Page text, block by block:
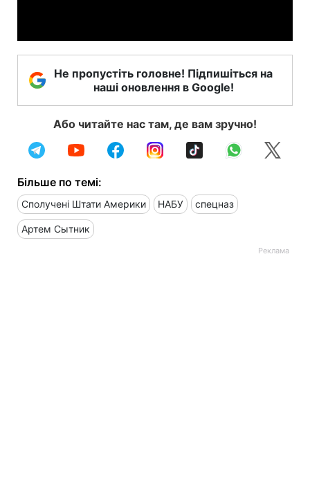
Не пропустіть головне! Підпишіться на
наші оновлення в Google!
Або читайте нас там, де вам зручно!
Більше по темі:
Сполучені Штати Америки НАБУ спецназ
Артем Сытник